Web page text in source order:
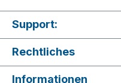
Support:
Rechtliches
Informationen